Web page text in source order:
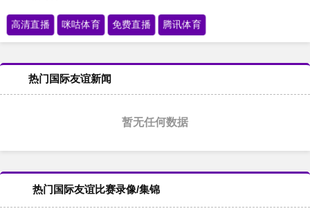
高清直播 咪咕体育 免费直播 腾讯体育
热门国际友谊新闻
暂无任何数据
热门国际友谊比赛录像/集锦